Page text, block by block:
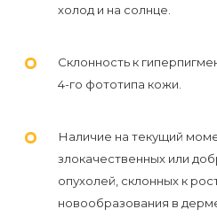
кожей
депиляции
или
сахаром
Виды
холод и на солнце.
Склонность к
4-го фототипа кожи.
Наличие на текущий
злокачественных или
опухолей, склонных к
новообразования в